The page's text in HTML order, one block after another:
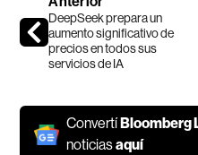
DeepSeek prepara un
aumento significativo de
precios en todos sus
servicios de IA
Convertí Bloomberg
noticiasaquí